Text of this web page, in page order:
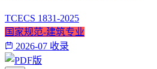
TCECS 1831-2025
国家规范-建筑专业
2026-07 收录